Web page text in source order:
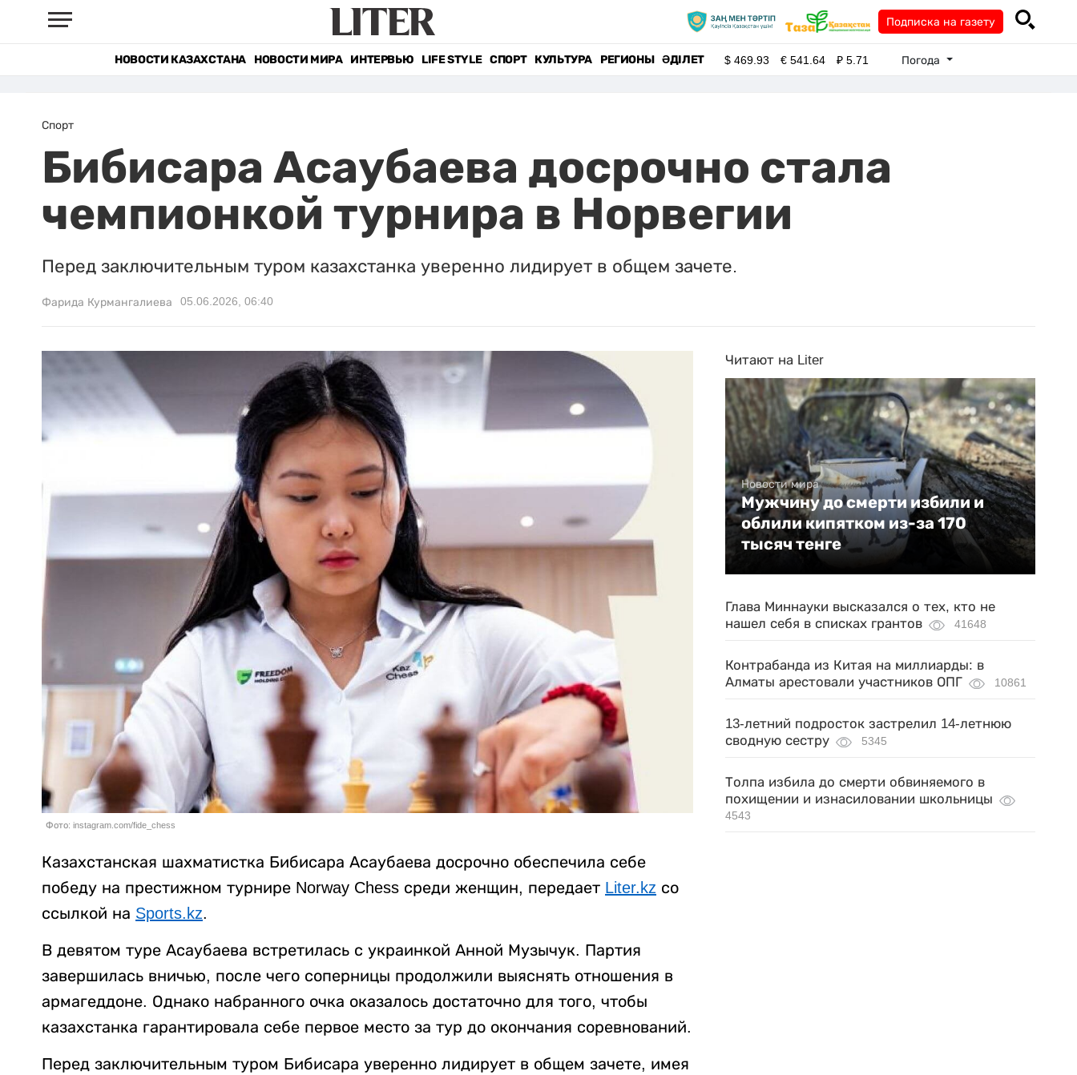
Подписка на газету
НОВОСТИ КАЗАХСТАНА НОВОСТИ МИРА ИНТЕРВЬЮ LIFE STYLE СПОРТ КУЛЬТУРА РЕГИОНЫ ӘДІЛЕТ $469.93 €541.64 ₽5.71 Погода
Спорт
Бибисара Асаубаева досрочно стала
чемпионкой турнира в Норвегии
Перед заключительным туром казахстанка уверенно лидирует в общем зачете.
Фарида Курмангалиева 05.06.2026, 06:40
Фото: instagram.com/fide_chess
Казахстанская шахматистка Бибисара Асаубаева досрочно обеспечила себе
победу на престижном турнире Norway Chess среди женщин, передает Liter.kz со
ссылкой на Sports.kz.
В девятом туре Асаубаева встретилась с украинкой Анной Музычук. Партия
завершилась вничью, после чего соперницы продолжили выяснять отношения в
армагеддоне. Однако набранного очка оказалось достаточно для того, чтобы
казахстанка гарантировала себе первое место за тур до окончания соревнований.
Перед заключительным туром Бибисара уверенно лидирует в общем зачете, имея
Читают на Liter
Новости мира
Мужчину до смерти избили и
облили кипятком из-за 170
тысяч тенге
Глава Миннауки высказался о тех, кто не
нашел себя в списках грантов
41648
Контрабанда из Китая на миллиарды: в
Алматы арестовали участников ОПГ
10861
13-летний подросток застрелил 14-летнюю
сводную сестру
5345
Толпа избила до смерти обвиняемого в
похищении и изнасиловании школьницы
4543